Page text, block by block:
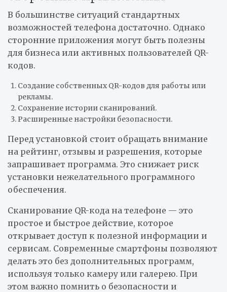
В большинстве ситуаций стандартных
возможностей телефона достаточно. Однако
сторонние приложения могут быть полезны
для бизнеса или активных пользователей QR-
кодов.
Создание собственных QR-кодов для работы или
рекламы.
Сохранение истории сканирований.
Расширенные настройки безопасности.
Перед установкой стоит обращать внимание
на рейтинг, отзывы и разрешения, которые
запрашивает программа. Это снижает риск
установки нежелательного программного
обеспечения.
Сканирование QR-кода на телефоне — это
простое и быстрое действие, которое
открывает доступ к полезной информации и
сервисам. Современные смартфоны позволяют
делать это без дополнительных программ,
используя только камеру или галерею. При
этом важно помнить о безопасности и